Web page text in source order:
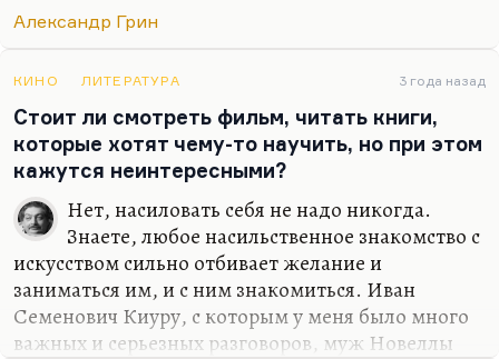
Значит, у Грина есть гениальные рассказы,
Самый канонический…
Александр Грин
КИНО ЛИТЕРАТУРА 3 года назад
Стоит ли смотреть фильм, читать книги,
которые хотят чему-то научить, но при этом
кажутся неинтересными?
Нет, насиловать себя не надо никогда.
Знаете, любое насильственное знакомство с
искусством сильно отбивает желание и
заниматься им, и с ним знакомиться. Иван
Семенович Киуру, с которым у меня было много
важных и серьезных разговоров, муж Новеллы